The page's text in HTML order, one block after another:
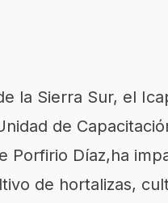
la Sierra Sur, el
de
Porfirio Díaz,ha
de hortalizas,